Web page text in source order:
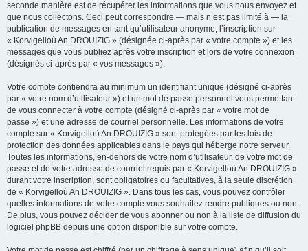
seconde manière est de récupérer les informations que vous nous envoyez et
que nous collectons. Ceci peut correspondre — mais n’est pas limité à — la
publication de messages en tant qu’utilisateur anonyme, l’inscription sur
« Korvigelloù An DROUIZIG » (désignée ci-après par « votre compte ») et les
messages que vous publiez après votre inscription et lors de votre connexion
(désignés ci-après par « vos messages »).
Votre compte contiendra au minimum un identifiant unique (désigné ci-après
par « votre nom d’utilisateur ») et un mot de passe personnel vous permettant
de vous connecter à votre compte (désigné ci-après par « votre mot de
passe ») et une adresse de courriel personnelle. Les informations de votre
compte sur « Korvigelloù An DROUIZIG » sont protégées par les lois de
protection des données applicables dans le pays qui héberge notre serveur.
Toutes les informations, en-dehors de votre nom d’utilisateur, de votre mot de
passe et de votre adresse de courriel requis par « Korvigelloù An DROUIZIG »
durant votre inscription, sont obligatoires ou facultatives, à la seule discrétion
de « Korvigelloù An DROUIZIG ». Dans tous les cas, vous pouvez contrôler
quelles informations de votre compte vous souhaitez rendre publiques ou non.
De plus, vous pouvez décider de vous abonner ou non à la liste de diffusion du
logiciel phpBB depuis une option disponible sur votre compte.